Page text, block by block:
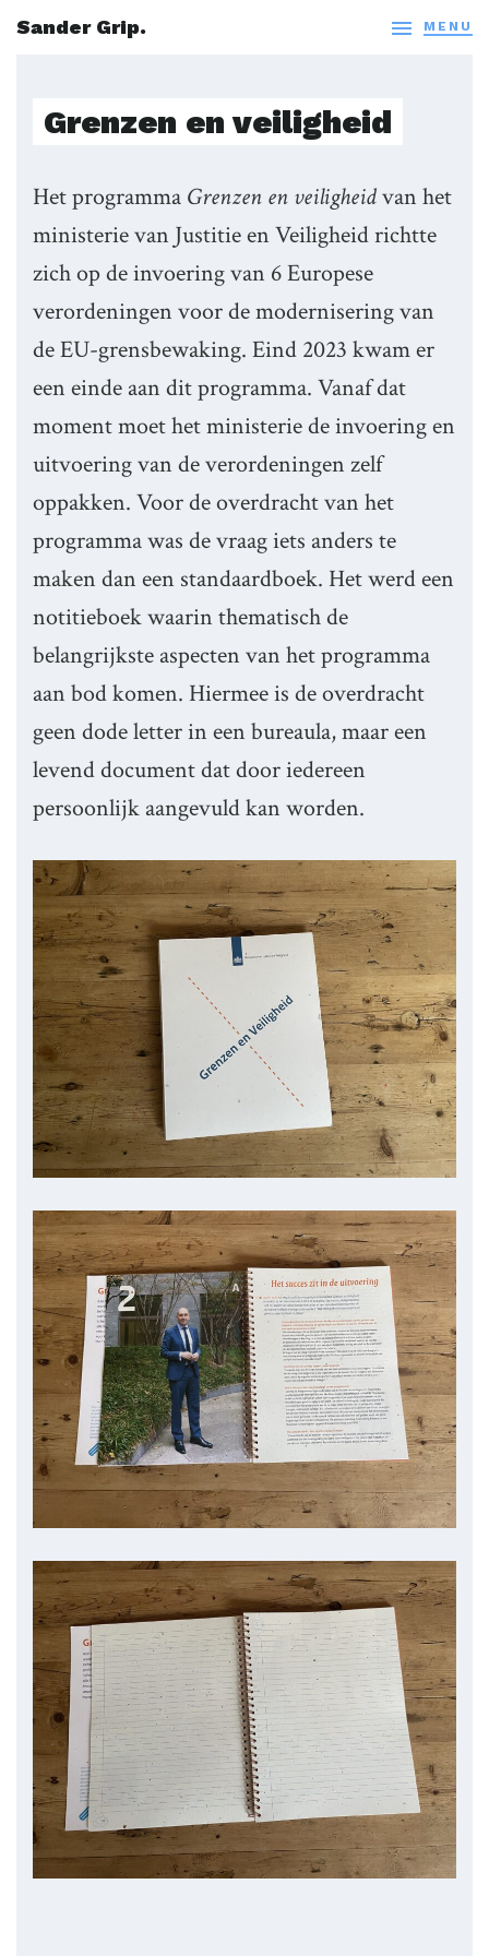
Sander Grip.  MENU
Grenzen en veiligheid
Het programma Grenzen en veiligheidvan het
ministerie van Justitie en Veiligheid richtte
zich op de invoering van 6 Europese
verordeningen voor de modernisering van
de EU-grensbewaking. Eind 2023 kwam er
een einde aan dit programma. Vanaf dat
moment moet het ministerie de invoering en
uitvoering van de verordeningen zelf
oppakken. Voor de overdracht van het
programma was de vraag iets anders te
maken dan een standaardboek. Het werd een
notitieboek waarin thematisch de
belangrijkste aspecten van het programma
aan bod komen. Hiermee is de overdracht
geen dode letter in een bureaula, maar een
levend document dat door iedereen
persoonlijk aangevuld kan worden.